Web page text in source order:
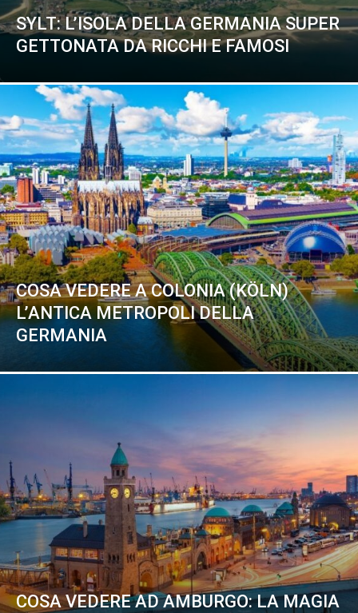
SYLT: L’ISOLA DELLA GERMANIA SUPER
GETTONATA DA RICCHI E FAMOSI
COSA VEDERE A COLONIA (KÖLN)
L’ANTICA METROPOLI DELLA
GERMANIA
COSA VEDERE AD AMBURGO: LA MAGIA